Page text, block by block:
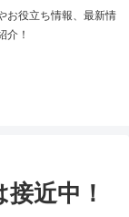
お役立ち情報、最新情
介！
近中！